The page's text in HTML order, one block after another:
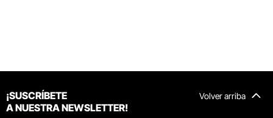
Volver arriba
¡SUSCRÍBETE
A NUESTRA NEWSLETTER!